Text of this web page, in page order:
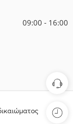
09:00 - 16:00